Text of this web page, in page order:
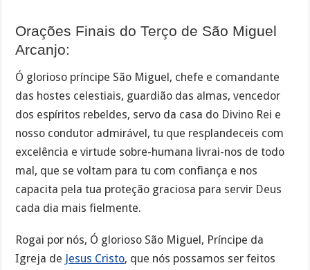
Orações Finais do Terço de São Miguel
Arcanjo:
Ó glorioso príncipe São Miguel, chefe e comandante
das hostes celestiais, guardião das almas, vencedor
dos espíritos rebeldes, servo da casa do Divino Rei e
nosso condutor admirável, tu que resplandeceis com
excelência e virtude sobre-humana livrai-nos de todo
mal, que se voltam para tu com confiança e nos
capacita pela tua proteção graciosa para servir Deus
cada dia mais fielmente.
Rogai por nós, Ó glorioso São Miguel, Príncipe da
Igreja de Jesus Cristo, que nós possamos ser feitos